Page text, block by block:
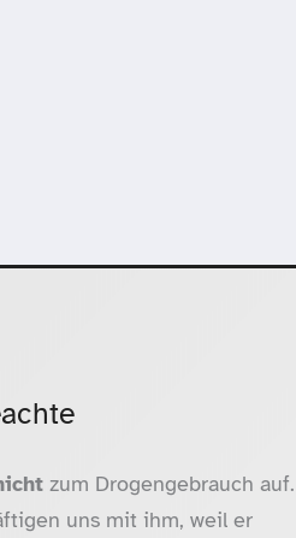
zum Drogengebrauch auf.
uns mit ihm, weil er